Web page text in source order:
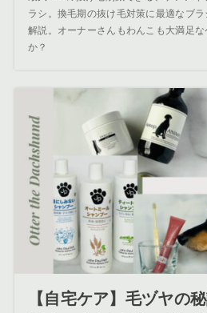
ラシ。換毛期の抜け毛対策に最適なブ
解説。オーナーさんもわんこも大満足
か？
【自宅ケア】毛ヅヤの